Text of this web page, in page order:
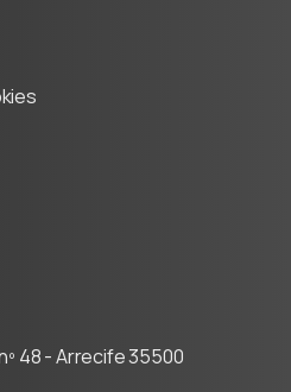
48 - Arrecife 35500